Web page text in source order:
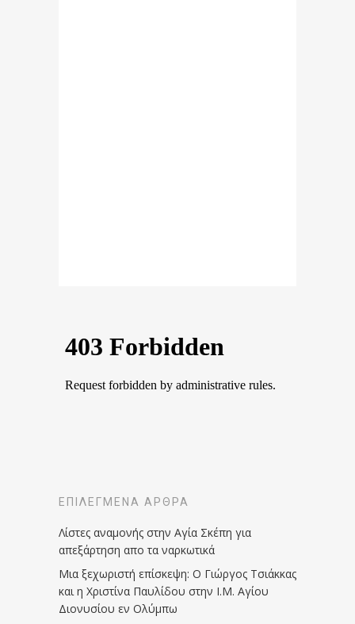
ΕΠΙΛΕΓΜΈΝΑ ΆΡΘΡΑ
Λίστες αναμονής στην Αγία Σκέπη για
απεξάρτηση απο τα ναρκωτικά
Μια ξεχωριστή επίσκεψη: Ο Γιώργος Τσιάκκας
και η Χριστίνα Παυλίδου στην Ι.Μ. Αγίου
Διονυσίου εν Ολύμπω